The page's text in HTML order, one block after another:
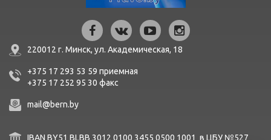
220012 г. Минск, ул. Академическая, 18
+375 17 293 53 59 приемная
+375 17 252 95 30 факc
mail@bern.by
IBAN BY51 BLBB 3012 0100 3455 0500 1001 в ЦБУ №527